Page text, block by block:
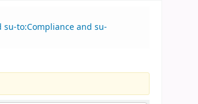
su-to:Compliance and su-